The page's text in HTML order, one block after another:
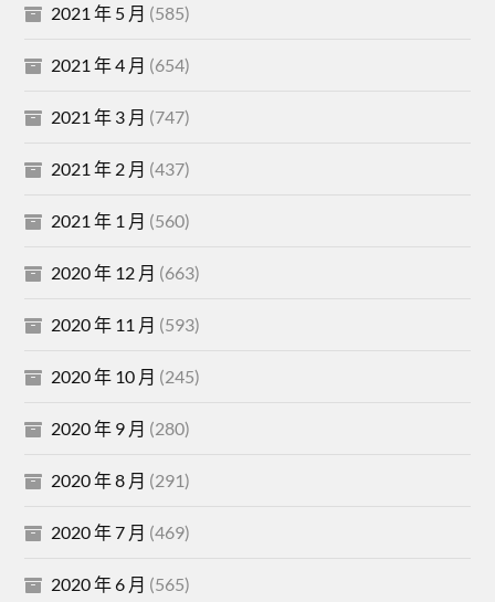
2021 年 5 月 (585)
2021 年 4 月 (654)
2021 年 3 月 (747)
2021 年 2 月 (437)
2021 年 1 月 (560)
2020 年 12 月 (663)
2020 年 11 月 (593)
2020 年 10 月 (245)
2020 年 9 月 (280)
2020 年 8 月 (291)
2020 年 7 月 (469)
2020 年 6 月 (565)